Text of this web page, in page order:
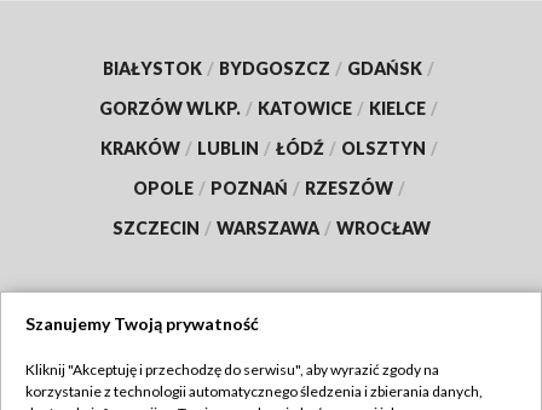
BIAŁYSTOK / BYDGOSZCZ / GDAŃSK /
GORZÓW WLKP. / KATOWICE / KIELCE /
KRAKÓW / LUBLIN / ŁÓDŹ / OLSZTYN /
OPOLE / POZNAŃ / RZESZÓW /
SZCZECIN / WARSZAWA / WROCŁAW
TVP
Szanujemy Twoją prywatność
Kliknij "Akceptuję i przechodzę do serwisu", aby wyrazić zgody na
korzystanie z technologii automatycznego śledzenia i zbierania danych,